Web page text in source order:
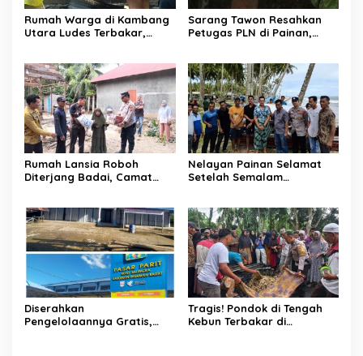
Rumah Warga di Kambang
Utara Ludes Terbakar,
Sarang Tawon Resahkan
Petugas PLN di Painan,
Rumah Lansia Roboh
Diterjang Badai, Camat
Nelayan Painan Selamat
Setelah Semalam
Selatan
Diserahkan
Pengelolaannya Gratis,
Tragis! Pondok di Tengah
Kebun Terbakar di